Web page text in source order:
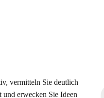
vermitteln Sie deutlich
und erwecken Sie Ideen